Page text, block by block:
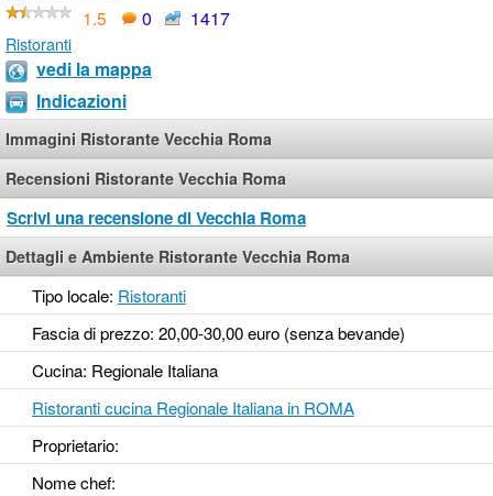
1.5
0 1417
Ristoranti
vedi la mappa
Indicazioni
Immagini Ristorante Vecchia Roma
Recensioni Ristorante Vecchia Roma
Scrivi una recensione di Vecchia Roma
Dettagli e Ambiente Ristorante Vecchia Roma
Tipo locale: Ristoranti
Fascia di prezzo: 20,00-30,00 euro (senza bevande)
Cucina: Regionale Italiana
Ristoranti cucina Regionale Italiana in ROMA
Proprietario:
Nome chef: